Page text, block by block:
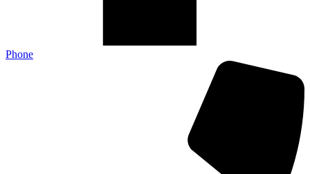
Phone